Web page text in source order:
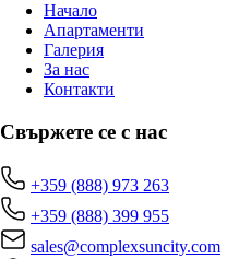
Начало
Апартаменти
Галерия
За нас
Контакти
Свържете се с нас
+359 (888) 973 263
+359 (888) 399 955
sales@complexsuncity.com